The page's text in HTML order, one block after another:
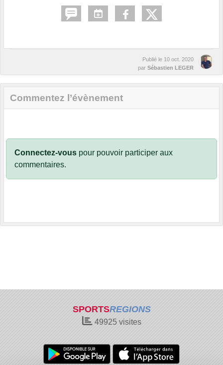
Publié le 10 oct. 2020
par Sébastien LEGER
Commentez l’évènement
Connectez-vous pour pouvoir participer aux
commentaires.
SPORTSREGIONS
49925visites